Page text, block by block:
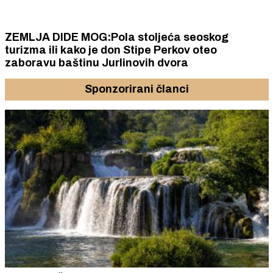
ZEMLJA DIDE MOG:Pola stoljeća seoskog
turizma ili kako je don Stipe Perkov oteo
zaboravu baštinu Jurlinovih dvora
Sponzorirani članci